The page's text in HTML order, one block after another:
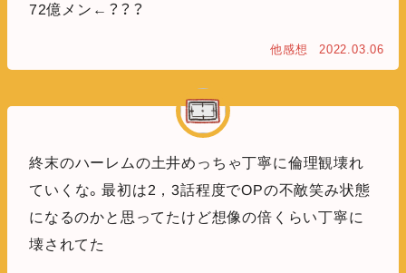
72億メン←？？？
他感想 2022.03.06
終末のハーレムの土井めっちゃ丁寧に倫理観壊れ
ていくな。最初は2，3話程度でOPの不敵笑み状態
になるのかと思ってたけど想像の倍くらい丁寧に
壊されてた